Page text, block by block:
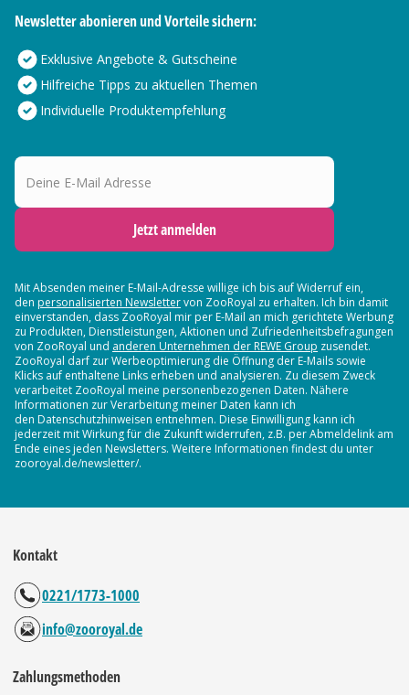
Newsletter abonieren und Vorteile sichern:
Exklusive Angebote & Gutscheine
Hilfreiche Tipps zu aktuellen Themen
Individuelle Produktempfehlung
Deine E-Mail Adresse
Jetzt anmelden
Mit Absenden meiner E-Mail-Adresse willige ich bis auf Widerruf ein,
den personalisierten Newslettervon ZooRoyal zu erhalten. Ich bin damit
einverstanden, dass ZooRoyal mir per E-Mail an mich gerichtete Werbung
zu Produkten, Dienstleistungen, Aktionen und Zufriedenheitsbefragungen
von ZooRoyal und anderen Unternehmen der REWE Group zusendet.
ZooRoyal darf zur Werbeoptimierung die Öffnung der E-Mails sowie
Klicks auf enthaltene Links erheben und analysieren. Zu diesem Zweck
verarbeitet ZooRoyal meine personenbezogenen Daten. Nähere
Informationen zur Verarbeitung meiner Daten kann ich
den Datenschutzhinweisen entnehmen. Diese Einwilligung kann ich
jederzeit mit Wirkung für die Zukunft widerrufen, z.B. per Abmeldelink am
Ende eines jeden Newsletters. Weitere Informationen findest du unter
zooroyal.de/newsletter/.
Kontakt
0221/1773-1000
info@zooroyal.de
Zahlungsmethoden